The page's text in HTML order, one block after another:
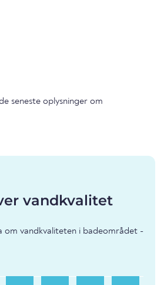
seneste oplysninger om
vandkvalitet
om vandkvaliteten i badeområdet -